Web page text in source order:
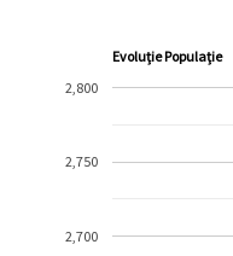
Evoluție Populație
2,700
2,750
2,800